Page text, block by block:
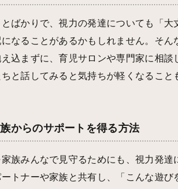
ばかりで、視力の発達についても「大
なることがあるかもしれません。そん
込まずに、育児サロンや専門家に相談
と話してみると気持ちが軽くなること
からのサポートを得る方法
族みんなで見守るためにも、視力発達
トナーや家族と共有し、「こんな遊び